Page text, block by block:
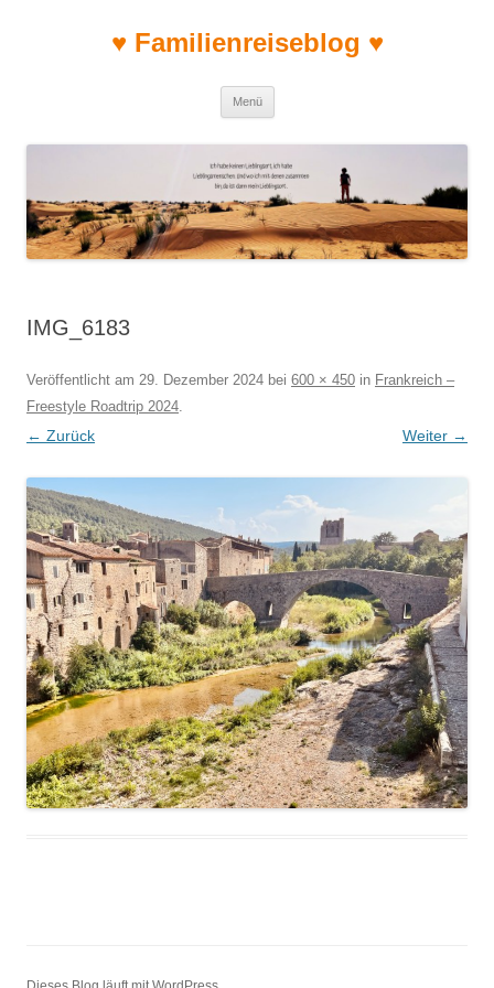
♥ Familienreiseblog ♥
Menü
IMG_6183
Veröffentlicht am 29. Dezember 2024 bei 600 × 450 in Frankreich –
Freestyle Roadtrip 2024.
← Zurück Weiter →